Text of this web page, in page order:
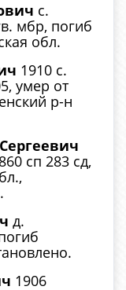
с.
мбр, погиб
обл.
1910 с.
умер от
р-н
сп 283 сд,
д.
1906